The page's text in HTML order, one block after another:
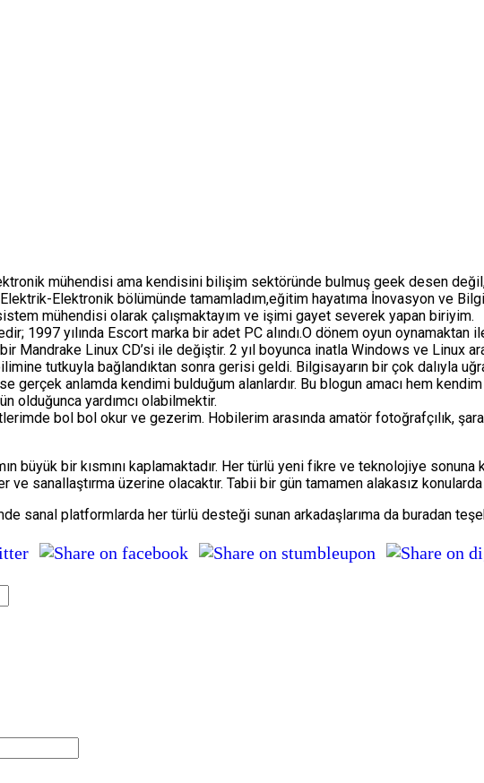
mühendisi ama kendisini bilişim sektöründe bulmuş geek desen
Elektronik bölümünde tamamladım,eğitim hayatıma İnovasyon ve
mühendisi olarak çalışmaktayım ve işimi gayet severek yapan biriyim.
1997 yılında Escort marka bir adet PC alındı.O dönem oyun
Mandrake Linux CD’si ile değiştir. 2 yıl boyunca inatla Windows ve Linux
tutkuyla bağlandıktan sonra gerisi geldi. Bilgisayarın bir çok dalıyla
gerçek anlamda kendimi bulduğum alanlardır. Bu blogun amacı hem
olduğunca yardımcı olabilmektir.
bol bol okur ve gezerim. Hobilerim arasında amatör fotoğrafçılık,
büyük bir kısmını kaplamaktadır. Her türlü yeni fikre ve teknolojiye
sanallaştırma üzerine olacaktır. Tabii bir gün tamamen alakasız
sanal platformlarda her türlü desteği sunan arkadaşlarıma da buradan